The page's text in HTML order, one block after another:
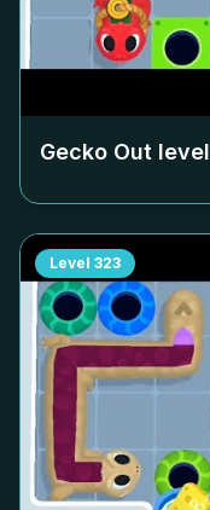
Gecko Out level
Level 323